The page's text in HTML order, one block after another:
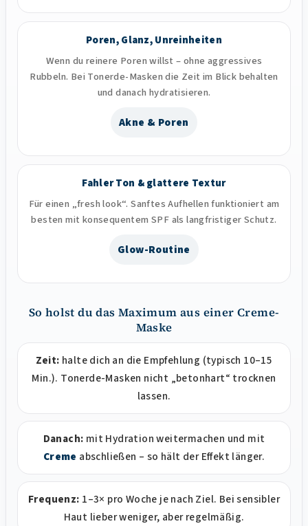
Poren, Glanz, Unreinheiten
Wenn du reinere Poren willst – ohne aggressives
Rubbeln. Bei Tonerde-Masken die Zeit im Blick behalten
und danach hydratisieren.
Akne & Poren
Fahler Ton & glattere Textur
Für einen „fresh look“. Sanftes Aufhellen funktioniert am
besten mit konsequentem SPF als langfristiger Schutz.
Glow-Routine
So holst du das Maximum aus einer Creme-
Maske
Zeit: halte dich an die Empfehlung (typisch 10–15
Min.). Tonerde-Masken nicht „betonhart“ trocknen
lassen.
Danach: mit Hydration weitermachen und mit
Creme abschließen – so hält der Effekt länger.
Frequenz: 1–3× pro Woche je nach Ziel. Bei sensibler
Haut lieber weniger, aber regelmäßig.